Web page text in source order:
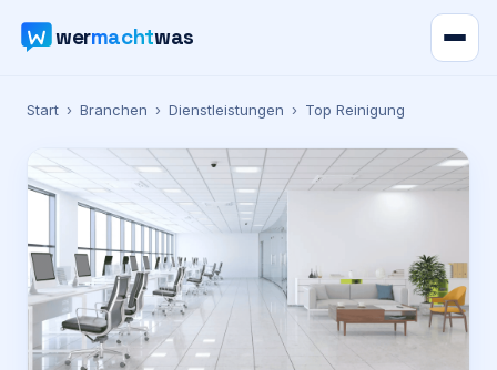
wermachtwas
Verzeichnis
Karte
Ratgeber
Werbung
Start › Branchen › Dienstleistungen › Top Reinigung